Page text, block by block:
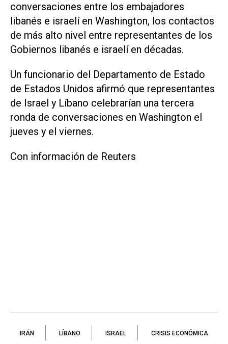
conversaciones entre los embajadores
libanés e israelí en Washington, los contactos
de más alto nivel entre representantes de ‌los
Gobiernos libanés e israelí en décadas.
Un funcionario del Departamento de Estado
de Estados Unidos ‌afirmó que ⁠representantes
de Israel y Líbano celebrarían una tercera
ronda de ​conversaciones en Washington el
jueves y el viernes.
Con información de Reuters
IRÁN LÍBANO ISRAEL CRISIS ECONÓMICA